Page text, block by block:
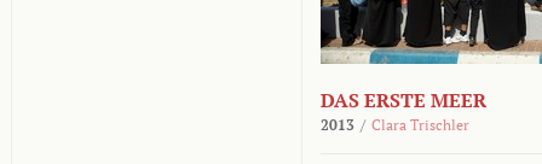
DAS ERSTE MEER
2013 / Clara Trischler